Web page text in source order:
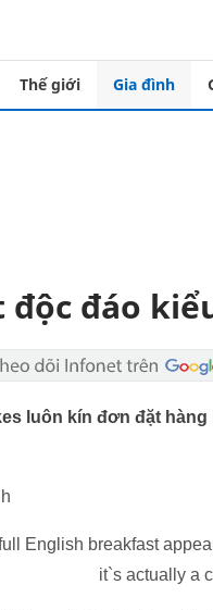
Thế giới Gia đình
đáo
luôn kín đơn đặt